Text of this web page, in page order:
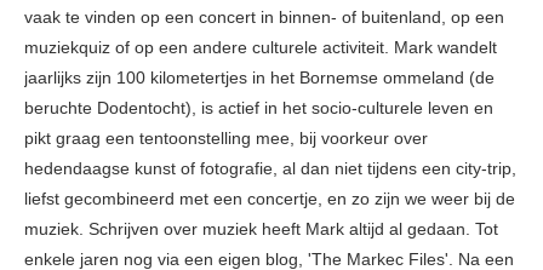
vaak te vinden op een concert in binnen- of buitenland, op een
muziekquiz of op een andere culturele activiteit. Mark wandelt
jaarlijks zijn 100 kilometertjes in het Bornemse ommeland (de
beruchte Dodentocht), is actief in het socio-culturele leven en
pikt graag een tentoonstelling mee, bij voorkeur over
hedendaagse kunst of fotografie, al dan niet tijdens een city-trip,
liefst gecombineerd met een concertje, en zo zijn we weer bij de
muziek. Schrijven over muziek heeft Mark altijd al gedaan. Tot
enkele jaren nog via een eigen blog, 'The Markec Files'. Na een